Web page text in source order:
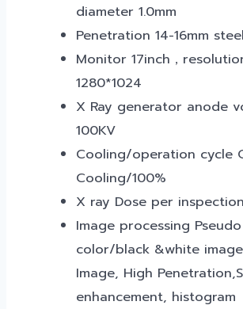
diameter 1.0mm
Penetration 14-16mm
Monitor 17inch，
1280*1024
X Ray generator anode
100KV
Cooling/operation cycle
Cooling/100%
X ray Dose per
Image processing Pseudo
color/black &white
Image, High
enhancement, histogram